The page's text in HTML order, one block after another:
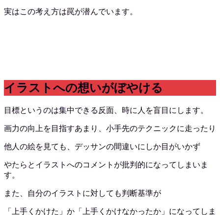
実はこの考え方は罠が潜んでいます。
イラストへの想いがぼやける
目標というのは集中できる反面、時に人を盲目にします。
画力の向上を目指すあまり、小手先のテクニックに走ったり
他人の絵を見ても、デッサンの間違いにしか目がいかず
やたらとイラストへのコメントが批判的になってしまいま
す。
また、自分のイラストに対しても判断基準が
「上手くかけた」か「上手くかけなかったか」になってしま